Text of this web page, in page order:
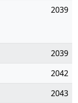
2039
2039
2042
2043